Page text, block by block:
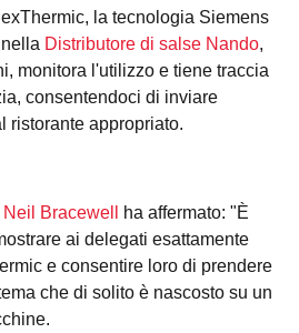
la tecnologia Siemens
Distributore di salse Nando,
monitora l'utilizzo e tiene traccia
consentendoci di inviare
ristorante appropriato.
Neil Bracewell
ha affermato: "È
ai delegati esattamente
e consentire loro di prendere
che di solito è nascosto su un